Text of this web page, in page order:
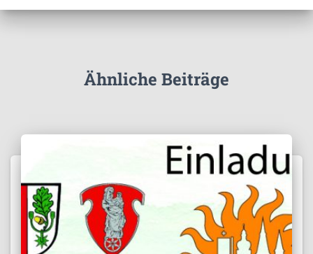
Ähnliche Beiträge